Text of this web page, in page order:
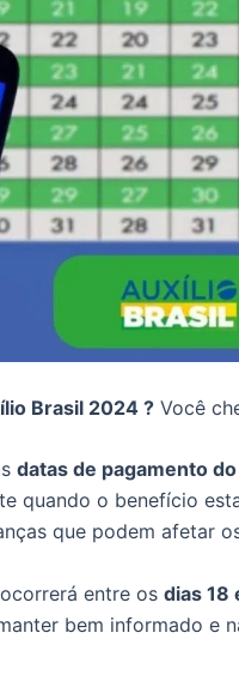
Brasil 2024 ? Você
datas de pagamento
quando o benefício
que podem afetar
entre os dias 18
bem informado e